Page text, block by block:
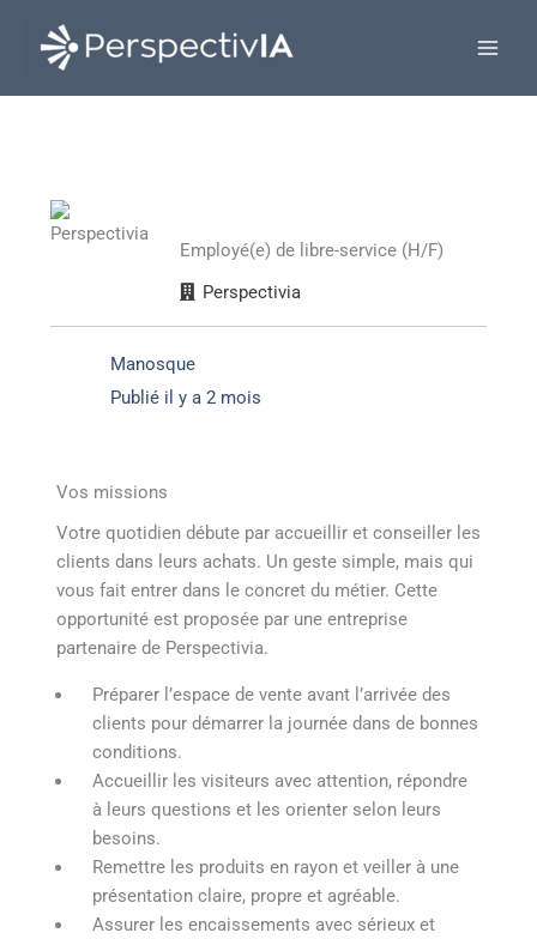
contenu
Employé(e) de libre-service (H/F)
Perspectivia
Manosque
Publié il y a 2 mois
Vos missions
Votre quotidien débute par accueillir et conseiller les
clients dans leurs achats. Un geste simple, mais qui
vous fait entrer dans le concret du métier. Cette
opportunité est proposée par une entreprise
partenaire de Perspectivia.
Préparer l’espace de vente avant l’arrivée des
clients pour démarrer la journée dans de bonnes
conditions.
Accueillir les visiteurs avec attention, répondre
à leurs questions et les orienter selon leurs
besoins.
Remettre les produits en rayon et veiller à une
présentation claire, propre et agréable.
Assurer les encaissements avec sérieux et